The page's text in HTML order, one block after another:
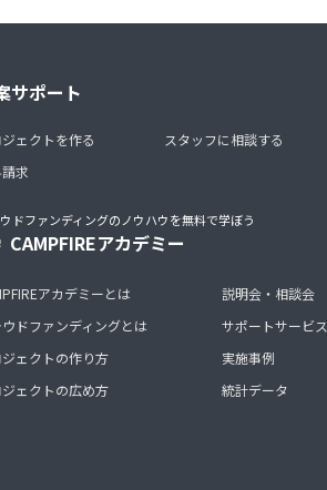
サポート
ェクトを作る
求
スタッフに相談する
ドファンディングのノウハウを無料で学ぼう
CAMPFIREアカデミー
アカデミーとは
ドファンディングとは
ェクトの作り方
ェクトの広め方
説明会・相談会
サポートサービス
実施事例
統計データ